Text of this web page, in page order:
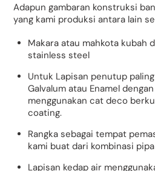
Adapun gambaran konstruksi
yang kami produksi antara lain
Makara atau mahkota kubah
stainless steel
Untuk Lapisan penutup
Galvalum atau Enamel
menggunakan cat deco
coating.
Rangka sebagai tempat
kami buat dari kombinasi
Lapisan kedap air